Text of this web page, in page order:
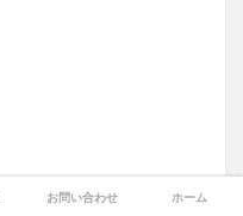
お問い合わせ ホーム